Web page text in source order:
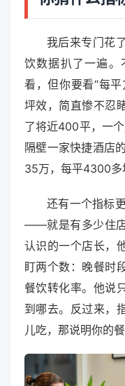
我后来专门花
饮数据扒了一遍。
看，但你要看“每
坪效，简直惨不忍
了将近400平，一
隔壁一家快捷酒店
35万，每平4300多
还有一个指标更
——就是有多少住
认识的一个店长，
盯两个数：晚餐时
餐饮转化率。他说
到哪去。反过来，
儿吃，那说明你的